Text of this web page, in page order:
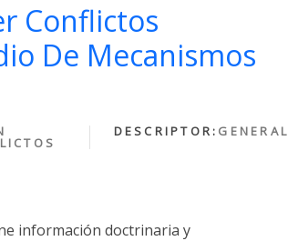
Conflictos
De Mecanismos
DESCRIPTOR: GENERAL
información doctrinaria y